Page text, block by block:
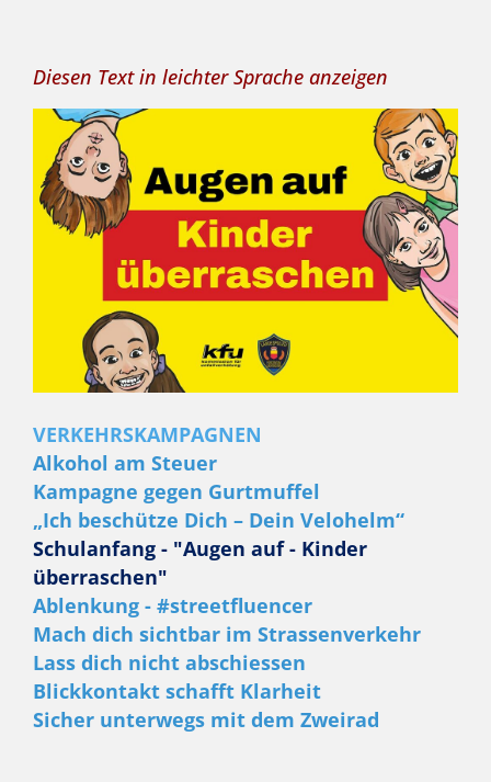
Diesen Text in leichter Sprache anzeigen
VERKEHRSKAMPAGNEN
Alkohol am Steuer
Kampagne gegen Gurtmuffel
„Ich beschütze Dich – Dein Velohelm“
Schulanfang - "Augen auf - Kinder
überraschen"
Ablenkung - #streetfluencer
Mach dich sichtbar im Strassenverkehr
Lass dich nicht abschiessen
Blickkontakt schafft Klarheit
Sicher unterwegs mit dem Zweirad